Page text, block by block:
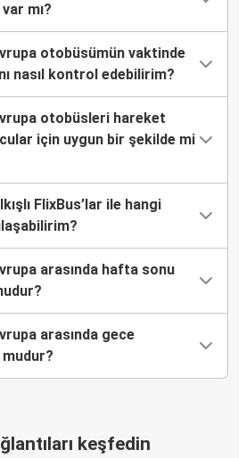
mı?
otobüsümün vaktinde
nasıl kontrol edebilirim?
otobüsleri hareket
için uygun bir şekilde mi
FlixBus’lar ile hangi
arasında hafta sonu
arasında gece
keşfedin